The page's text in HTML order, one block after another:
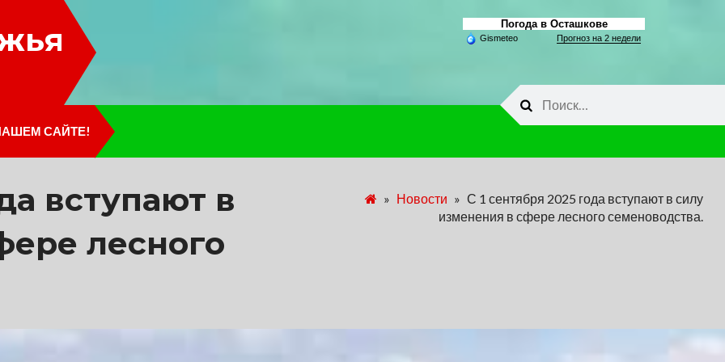
Погода в Осташкове
Gismeteo Прогноз на 2 недели
САЙТЕ!
вступают в
лесного
» Новости » С 1 сентября 2025 года вступают в силу
изменения в сфере лесного семеноводства.